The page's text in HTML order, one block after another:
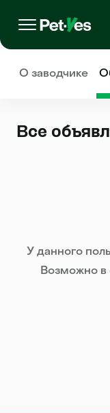
О заводчике
Все
У данного
Возможно в